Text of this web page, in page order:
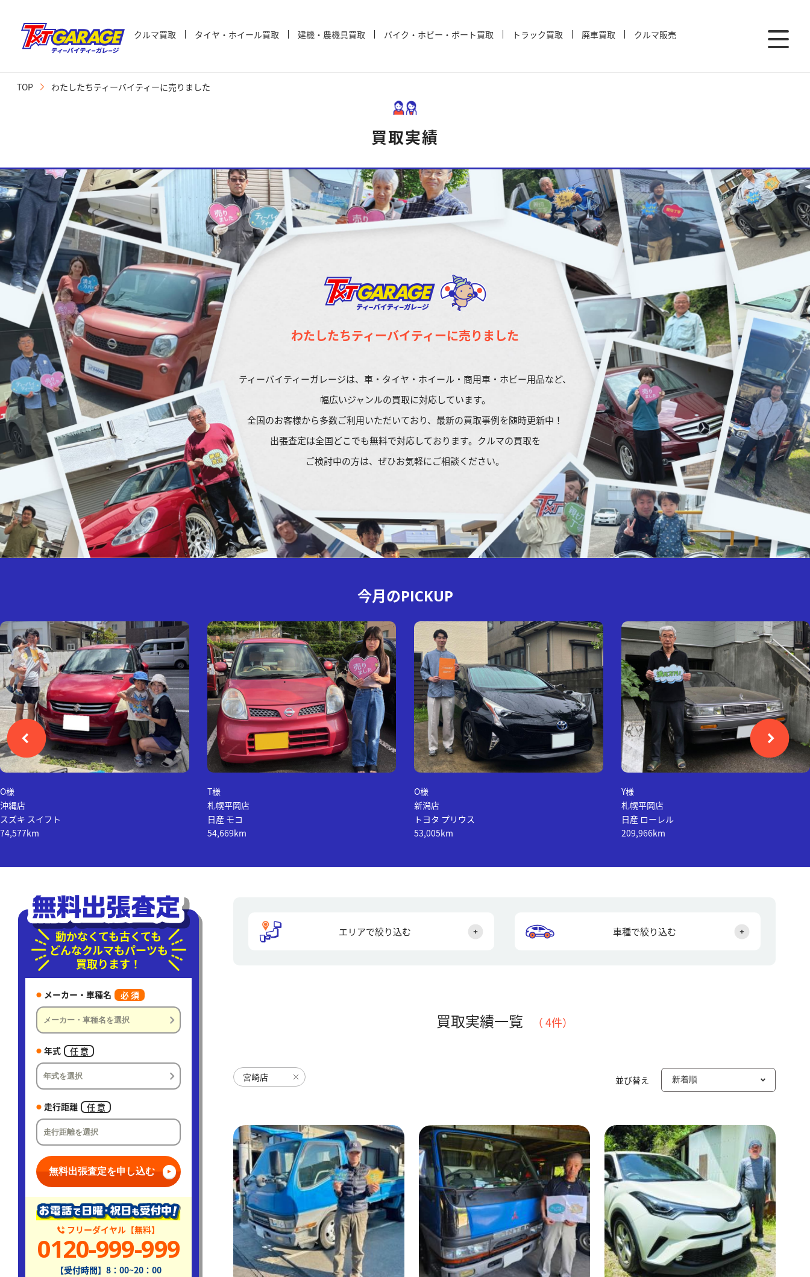
クルマ買取 タイヤ・ホイール買取 建機・農機具買取 バイク・ホビー・ボート買取 トラック買取 廃車買取 クルマ販売
TOP わたしたちティーバイティーに売りました
買取実績
わたしたちティーバイティーに売りました
ティーバイティーガレージは、車・タイヤ・ホイール・ 商用車・ホビー用品など、
幅広いジャンルの買取に対応しています。
全国のお客様から多数ご利用いただいており、 最新の買取事例を随時更新中！
出張査定は全国どこでも無料で対応しております。 クルマの買取を
ご検討中の方は、 ぜひお気軽にご相談ください。
今月のPICKUP
O様
沖縄店
スズキ スイフト
74,577km
T様
札幌平岡店
日産 モコ
54,669km
O様
新潟店
トヨタ プリウス
53,005km
Y様
札幌平岡店
日産 ローレル
209,966km
エリアで絞り込む 車種で絞り込む
買取実績一覧 （4件）
宮崎店 並び替え
動かなくても古くても
どんなクルマもパーツも
買取ります！
メーカー・車種名 必 須
年式 任 意
走行距離 任 意
無料出張査定を申し込む
フリーダイヤル【無料】
0120-999-999
【受付時間】8：00~20：00